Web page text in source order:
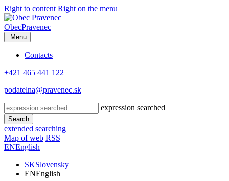
Right to content Right on the menu
ObecPravenec
Menu
Contacts
+421 465 441 122
podatelna@pravenec.sk
expression searched
Search
extended searching
Map of web RSS
ENEnglish
SKSlovensky
ENEnglish